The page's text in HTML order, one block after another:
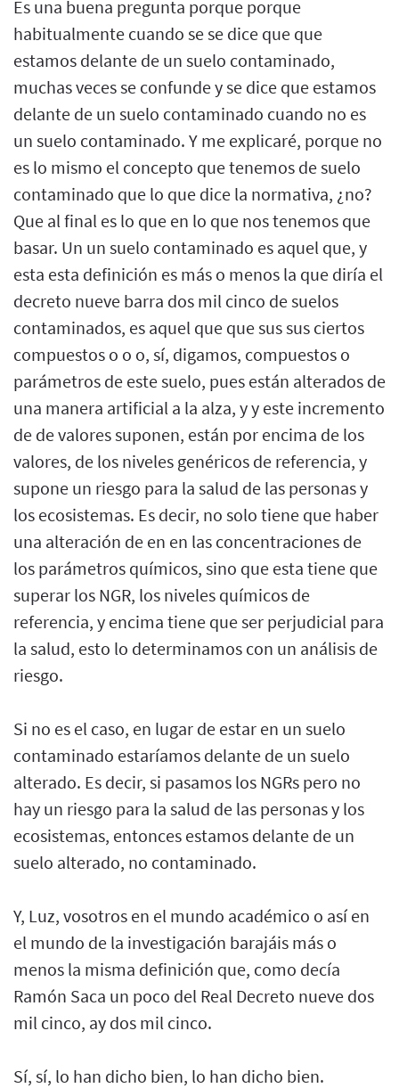
Es una buena pregunta porque porque
habitualmente cuando se se dice que que
estamos delante de un suelo contaminado,
muchas veces se confunde y se dice que estamos
delante de un suelo contaminado cuando no es
un suelo contaminado. Y me explicaré, porque no
es lo mismo el concepto que tenemos de suelo
contaminado que lo que dice la normativa, ¿no?
Que al final es lo que en lo que nos tenemos que
basar. Un un suelo contaminado es aquel que, y
esta esta definición es más o menos la que diría el
decreto nueve barra dos mil cinco de suelos
contaminados, es aquel que que sus sus ciertos
compuestos o o o, sí, digamos, compuestos o
parámetros de este suelo, pues están alterados de
una manera artificial a la alza, y y este incremento
de de valores suponen, están por encima de los
valores, de los niveles genéricos de referencia, y
supone un riesgo para la salud de las personas y
los ecosistemas. Es decir, no solo tiene que haber
una alteración de en en las concentraciones de
los parámetros químicos, sino que esta tiene que
superar los NGR, los niveles químicos de
referencia, y encima tiene que ser perjudicial para
la salud, esto lo determinamos con un análisis de
riesgo.
Si no es el caso, en lugar de estar en un suelo
contaminado estaríamos delante de un suelo
alterado. Es decir, si pasamos los NGRs pero no
hay un riesgo para la salud de las personas y los
ecosistemas, entonces estamos delante de un
suelo alterado, no contaminado.
Y, Luz, vosotros en el mundo académico o así en
el mundo de la investigación barajáis más o
menos la misma definición que, como decía
Ramón Saca un poco del Real Decreto nueve dos
mil cinco, ay dos mil cinco.
Sí, sí, lo han dicho bien, lo han dicho bien.